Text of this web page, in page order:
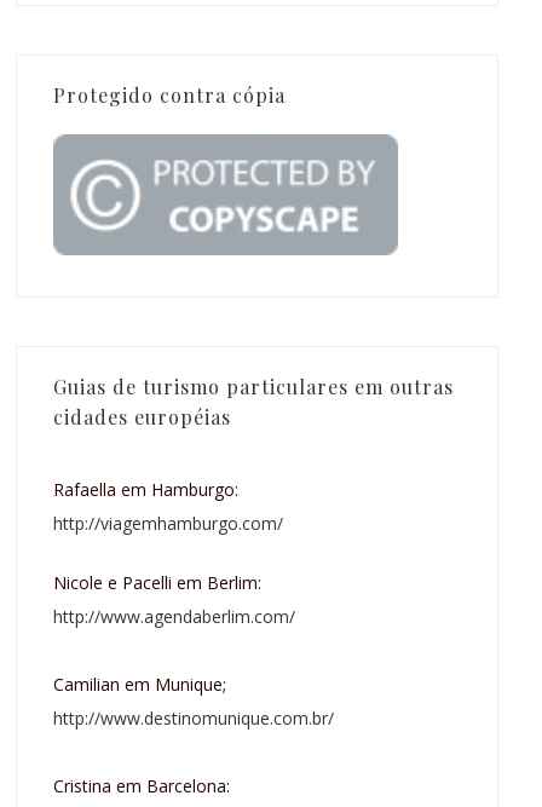
Protegido contra cópia
Guias de turismo particulares em outras
cidades européias
Rafaella em Hamburgo:
http://viagemhamburgo.com/
Nicole e Pacelli em Berlim:
http://www.agendaberlim.com/
Camilian em Munique;
http://www.destinomunique.com.br/
Cristina em Barcelona: